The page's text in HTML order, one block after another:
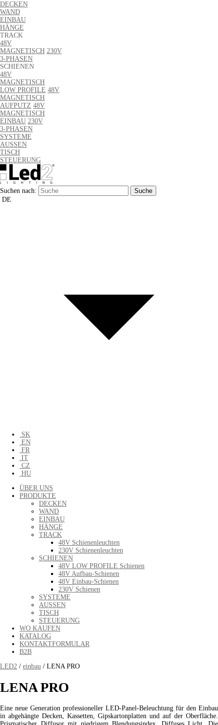
DECKEN
WAND
EINBAU
HÄNGE
TRACK
48V
MAGNETISCH 230V
3-PHASEN
SCHIENEN
48V
MAGNETISCH
LOW PROFILE 48V
MAGNETISCH
AUFPUTZ 48V
MAGNETISCH
EINBAU 230V
3-PHASEN
SYSTEME
AUSSEN
TISCH
STEUERUNG
Suchen nach:
DE
SK
EN
FR
IT
CZ
HU
ÜBER UNS
PRODUKTE
DECKEN
WAND
EINBAU
HÄNGE
TRACK
48V Schienenleuchten
230V Schienenleuchten
SCHIENEN
48V LOW PROFILE Schienen
48V Aufbau-Schienen
48V Einbau-Schienen
230V Schienen
SYSTEME
AUSSEN
TISCH
STEUERUNG
WO KAUFEN
KATALOG
KONTAKTFORMULAR
B2B
LED2 / einbau / LENA PRO
LENA PRO
Eine neue Generation professioneller LED-Panel-Beleuchtung für den Einbau
in abgehängte Decken, Kassetten, Gipskartonplatten und auf der Oberfläche.
Prismatischer Diffusor mit niedrigem Blendungsindex. Diffuses Licht. Die